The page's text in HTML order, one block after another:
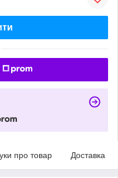
про товар Доставка